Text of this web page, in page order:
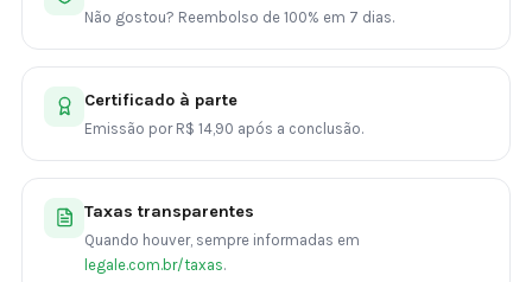
Não gostou? Reembolso de 100% em 7 dias.
Certificado à parte
Emissão por R$ 14,90 após a conclusão.
Taxas transparentes
Quando houver, sempre informadas em
legale.com.br/taxas.